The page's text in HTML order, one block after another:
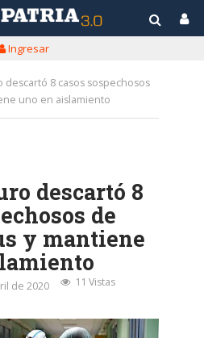
Ingresar
descartó 8 casos sospechosos
uno en aislamiento
descartó 8
de
y mantiene
de 2020 11 Vistas